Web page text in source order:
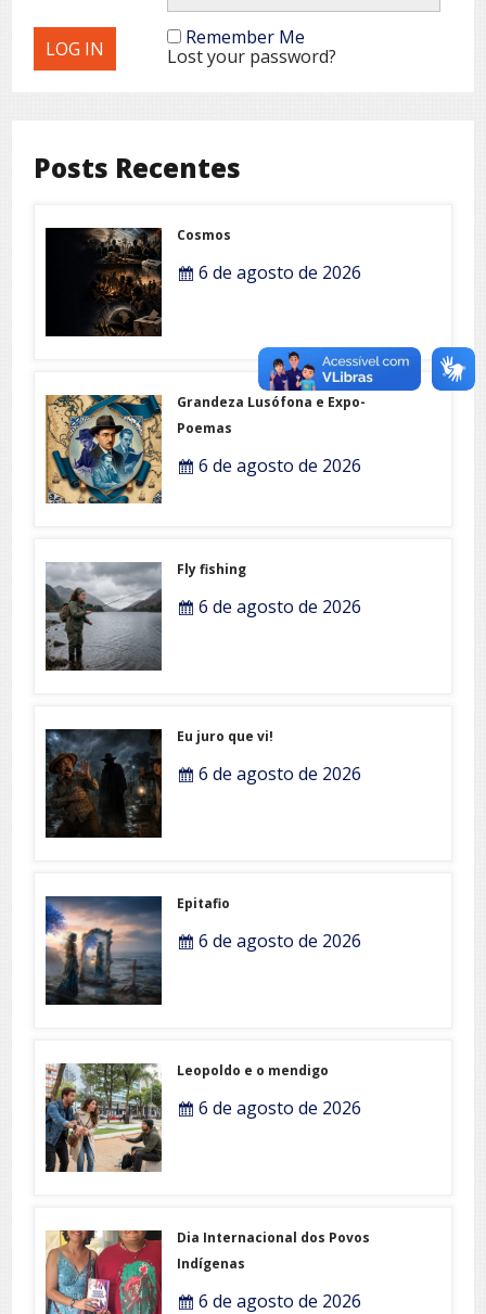
Remember Me
Lost your password?
Posts Recentes
Cosmos
6 de agosto de 2026
Grandeza Lusófona e Expo-
Poemas
6 de agosto de 2026
Fly fishing
6 de agosto de 2026
Eu juro que vi!
6 de agosto de 2026
Epitafio
6 de agosto de 2026
Leopoldo e o mendigo
6 de agosto de 2026
Dia Internacional dos Povos
Indígenas
6 de agosto de 2026